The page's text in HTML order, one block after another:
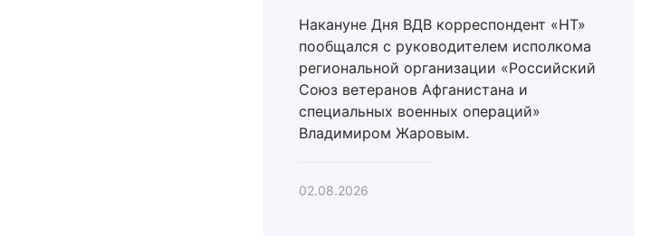
Накануне Дня ВДВ корреспондент «НТ»
пообщался с руководителем исполкома
региональной организации «Российский
Союз ветеранов Афганистана и
специальных военных операций»
Владимиром Жаровым.
02.08.2026